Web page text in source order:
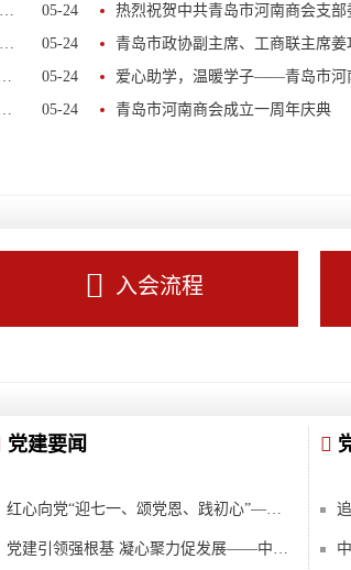
05-24
05-24
05-24
05-24
热烈祝贺中共青岛市河南商会支部委员会在青岛市非公有制经济组织综合党委“创星夺旗”
青岛市政协副主席、工商联主席姜巧珍一
爱心助学，温暖学子——青岛市河南商会”爱
青岛市河南商会成立一周年庆典
入会流程
党建要闻
红心向党“迎七一、颂党恩、践初心”——中共青岛市河南商会党支部召开庆祝建党105周年党员大会